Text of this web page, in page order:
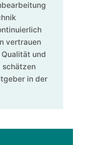
vertrauen
und
schätzen
in der